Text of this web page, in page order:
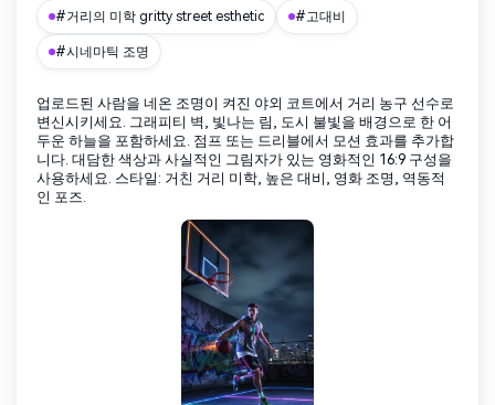
#거리의 미학 gritty street esthetic #고대비
#시네마틱 조명
업로드된 사람을 네온 조명이 켜진 야외 코트에서 거리 농구 선수로
변신시키세요. 그래피티 벽, 빛나는 림, 도시 불빛을 배경으로 한 어
두운 하늘을 포함하세요. 점프 또는 드리블에서 모션 효과를 추가합
니다. 대담한 색상과 사실적인 그림자가 있는 영화적인 16:9 구성을
사용하세요. 스타일: 거친 거리 미학, 높은 대비, 영화 조명, 역동적
인 포즈.